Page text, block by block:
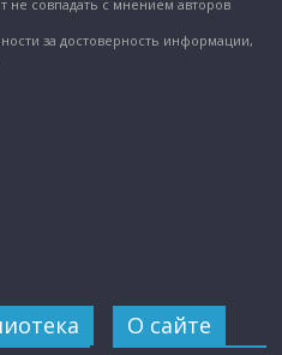
совпадать с мнением авторов
за достоверность информации,
О сайте